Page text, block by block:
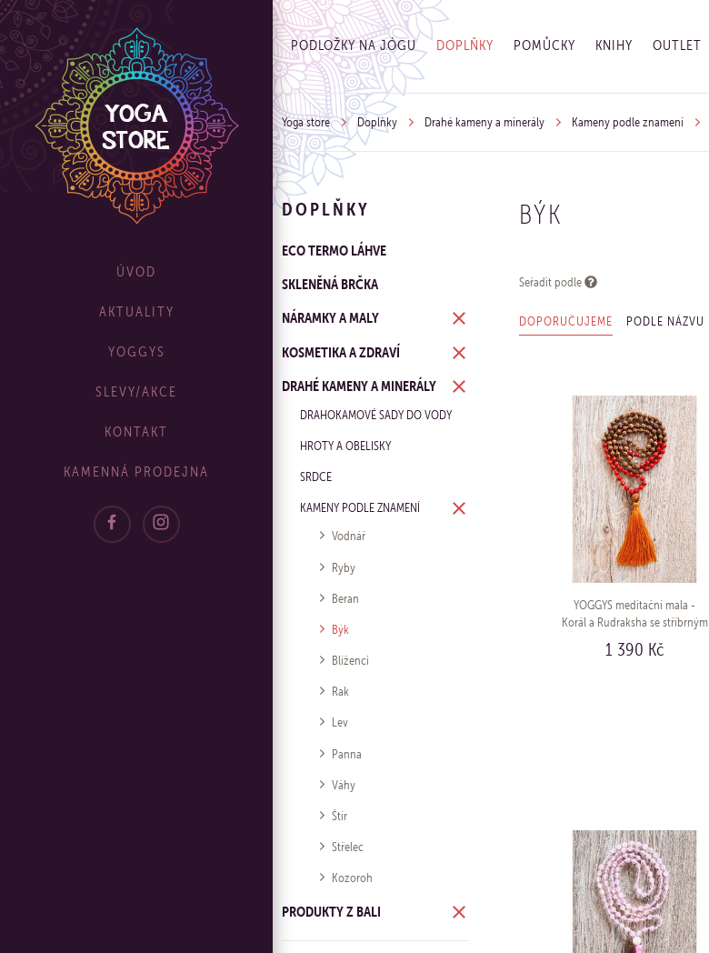
ÚVOD
AKTUALITY
YOGGYS
SLEVY/AKCE
KONTAKT
KAMENNÁ PRODEJNA
PODLOŽKY NA JÓGU DOPLŇKY POMŮCKY KNIHY OUTLET
Yoga store Doplňky Drahé kameny a minerály Kameny podle znamení
BÝK
DOPLŇKY
ECO TERMO LÁHVE
SKLENĚNÁ BRČKA
NÁRAMKY A MALY
KOSMETIKA A ZDRAVÍ
DRAHÉ KAMENY A MINERÁLY
DRAHOKAMOVÉ SADY DO VODY
HROTY A OBELISKY
SRDCE
KAMENY PODLE ZNAMENÍ
Vodnář
Ryby
Beran
Býk
Blíženci
Rak
Lev
Panna
Váhy
Štír
Střelec
Kozoroh
PRODUKTY Z BALI
Seřadit podle
DOPORUČUJEME PODLE NÁZVU
YOGGYS meditační mala -
Korál a Rudraksha se stříbrným
logem (Ag 925/1000)
1 390 Kč